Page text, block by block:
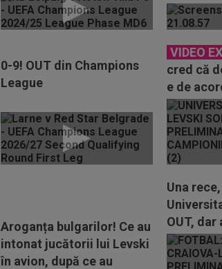
numit
deziluzie
0-9! OUT din Champions
League
VIDEO
cred că
e de
discurs”.
Craiova a
Aroganța bulgarilor! Ce au
intonat jucătorii lui Levski
în avion, după ce au
Una
OUT, dar
în Liga...